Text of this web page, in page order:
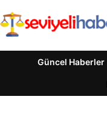
Güncel Haberler